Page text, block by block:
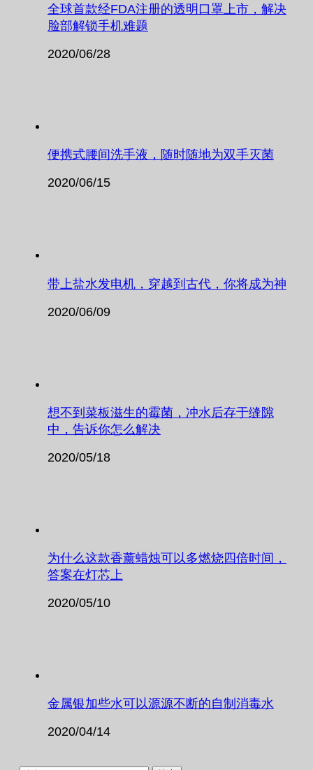
全球首款经FDA注册的透明口罩上市，解决
脸部解锁手机难题
2020/06/28
便携式腰间洗手液，随时随地为双手灭菌
2020/06/15
带上盐水发电机，穿越到古代，你将成为神
2020/06/09
想不到菜板滋生的霉菌，冲水后存于缝隙
中，告诉你怎么解决
2020/05/18
为什么这款香薰蜡烛可以多燃烧四倍时间，
答案在灯芯上
2020/05/10
金属银加些水可以源源不断的自制消毒水
2020/04/14